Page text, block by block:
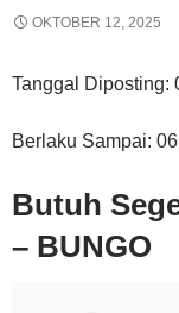
OKTOBER 12, 2025
Tanggal Diposting:
Berlaku Sampai:
Butuh
– BUNGO